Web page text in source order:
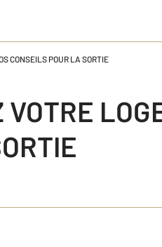
CONSEILS POUR LA SORTIE